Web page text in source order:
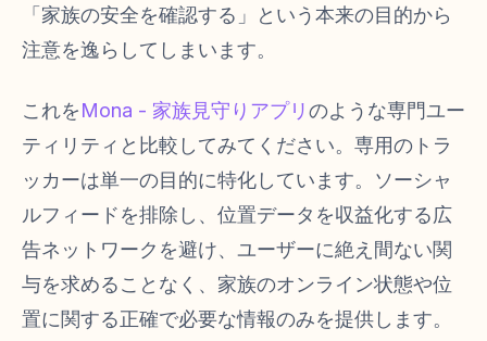
「家族の安全を確認する」という本来の目的から
注意を逸らしてしまいます。
これをMona - 家族見守りアプリのような専門ユー
ティリティと比較してみてください。専用のトラ
ッカーは単一の目的に特化しています。ソーシャ
ルフィードを排除し、位置データを収益化する広
告ネットワークを避け、ユーザーに絶え間ない関
与を求めることなく、家族のオンライン状態や位
置に関する正確で必要な情報のみを提供します。